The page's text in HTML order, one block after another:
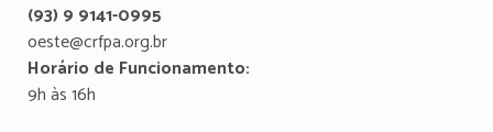
(93) 9 9141-0995
oeste@crfpa.org.br
Horário de Funcionamento:
9h às 16h